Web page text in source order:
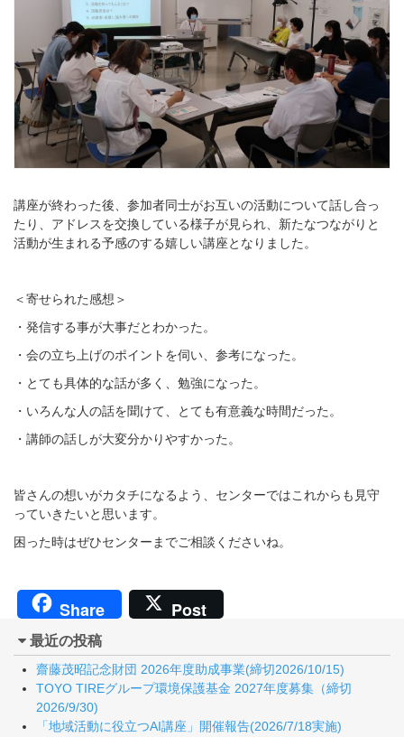
講座が終わった後、参加者同士がお互いの活動について話し合っ
たり、アドレスを交換している様子が見られ、新たなつながりと
活動が生まれる予感のする嬉しい講座となりました。
＜寄せられた感想＞
・発信する事が大事だとわかった。
・会の立ち上げのポイントを伺い、参考になった。
・とても具体的な話が多く、勉強になった。
・いろんな人の話を聞けて、とても有意義な時間だった。
・講師の話しが大変分かりやすかった。
皆さんの想いがカタチになるよう、センターではこれからも見守
っていきたいと思います。
困った時はぜひセンターまでご相談くださいね。
Share Post
最近の投稿
齋藤茂昭記念財団 2026年度助成事業(締切2026/10/15)
TOYO TIREグループ環境保護基金 2027年度募集（締切
2026/9/30)
「地域活動に役立つAI講座」開催報告(2026/7/18実施)